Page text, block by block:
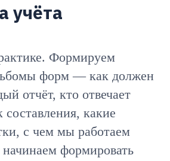
учёта
Формируем
форм — как должен
отчёт, кто отвечает
какие
с чем мы работаем
начинаем формировать